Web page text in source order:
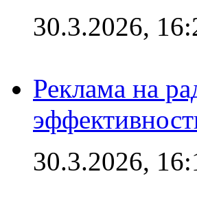
30.3.2026,
Реклама на
30.3.2026,